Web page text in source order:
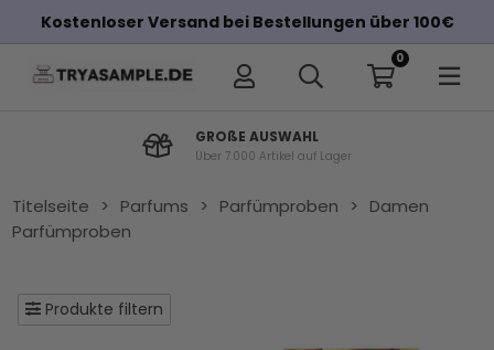
Kostenloser Versand bei Bestellungen über 100€
0
Sicherer E-Commerce
Mit EHI-Siegel Zertifiziert
Titelseite > Parfums > Parfümproben > Damen
Parfümproben
Produkte filtern